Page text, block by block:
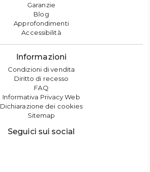
Garanzie
Blog
Approfondimenti
Accessibilità
Informazioni
Condizioni di vendita
Diritto di recesso
FAQ
Informativa Privacy Web
Dichiarazione dei cookies
Sitemap
Seguici sui social